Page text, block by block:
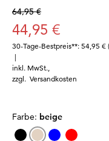
64,95 €
44,95 €
30-Tage-Bestpreis**: 54,95 €
|
inkl. MwSt.
zzgl. Versandkosten
Farbe: beige